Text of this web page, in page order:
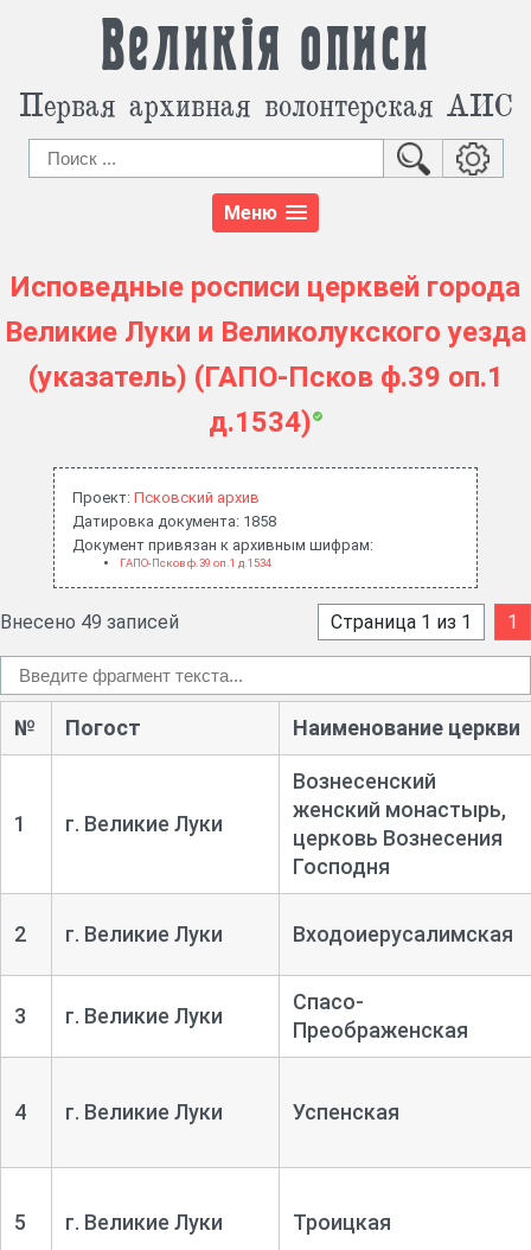
Великія описи
Первая архивная волонтерская АИС
Меню
Исповедные росписи церквей города
Великие Луки и Великолукского уезда
(указатель) (ГАПО-Псков ф.39 оп.1
д.1534)
Проект: Псковский архив
Датировка документа: 1858
Документ привязан к архивным шифрам:
ГАПО-Псков ф.39 оп.1 д.1534
Внесено 49 записей Страница 1 из 1 1
№ Погост Наименование церкви
1 г. Великие Луки
Вознесенский
женский монастырь,
церковь Вознесения
Господня
2 г. Великие Луки Входоиерусалимская
3 г. Великие Луки
Спасо-
Преображенская
4 г. Великие Луки Успенская
5 г. Великие Луки Троицкая